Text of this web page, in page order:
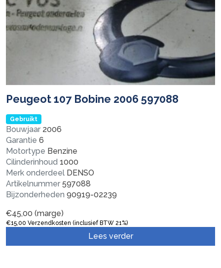
Stuurwiel
Toerenteller
Veiligheidsgordel links-achter
Veiligheidsgordel rechts-achter
Versnellingsbak
Versnellingsbak Bedieningskabel
Versnellingsbak Steun
Versnellingspook
Verstraler links
Verstraler rechts
Verwarmingsschakelaar Achterruit
Vliegwiel
Waterpomp
Zonneklep
Peugeot 107 Bobine 2006 597088
Gebruikt
Bouwjaar 2006
Garantie 6
Motortype Benzine
Cilinderinhoud 1000
Merk onderdeel DENSO
Artikelnummer 597088
Bijzonderheden 90919-02239
€45,00 (marge)
€15,00 Verzendkosten (inclusief BTW 21%)
Lees verder